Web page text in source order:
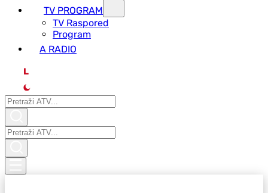
TV PROGRAM
ТV Raspored
Program
A RADIO
L